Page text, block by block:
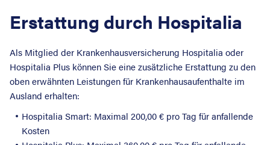
Erstattung durch Hospitalia
Als Mitglied der Krankenhausversicherung Hospitalia oder
Hospitalia Plus können Sie eine zusätzliche Erstattung zu den
oben erwähnten Leistungen für Krankenhausaufenthalte im
Ausland erhalten:
Hospitalia Smart: Maximal 200,00 € pro Tag für anfallende
Kosten